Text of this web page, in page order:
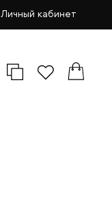
Личный кабинет